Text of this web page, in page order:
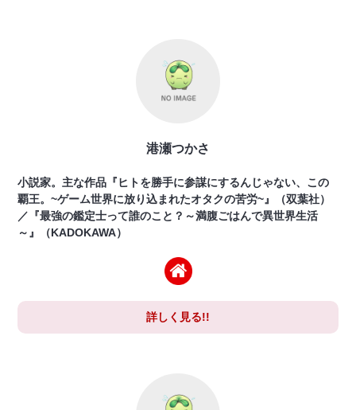
港瀬つかさ
小説家。主な作品『ヒトを勝手に参謀にするんじゃない、この
覇王。~ゲーム世界に放り込まれたオタクの苦労~』（双葉社）
／『最強の鑑定士って誰のこと？～満腹ごはんで異世界生活
～』（KADOKAWA）
詳しく見る!!